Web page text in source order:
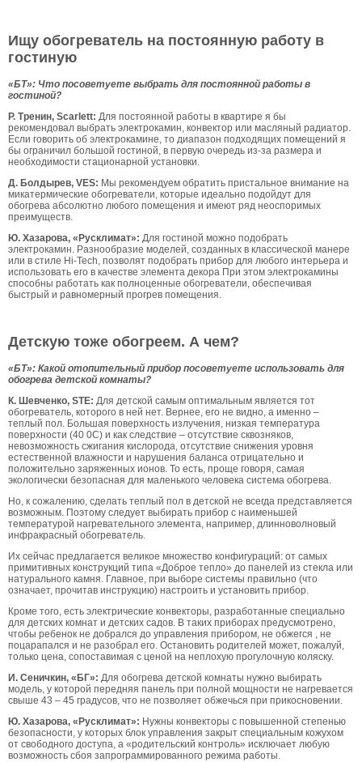
Ищу обогреватель на постоянную работу в
гостиную
«БТ»: Что посоветуете выбрать для постоянной работы в
гостиной?
Р. Тренин, Scarlett: Для постоянной работы в квартире я бы
рекомендовал выбрать электрокамин, конвектор или масляный радиатор.
Если говорить об электрокамине, то диапазон подходящих помещений я
бы ограничил большой гостиной, в первую очередь из-за размера и
необходимости стационарной установки.
Д. Болдырев, VES: Мы рекомендуем обратить пристальное внимание на
микатермические обогреватели, которые идеально подойдут для
обогрева абсолютно любого помещения и имеют ряд неоспоримых
преимуществ.
Ю. Хазарова, «Русклимат»: Для гостиной можно подобрать
электрокамин. Разнообразие моделей, созданных в классической манере
или в стиле Hi-Tech, позволят подобрать прибор для любого интерьера и
использовать его в качестве элемента декора При этом электрокамины
способны работать как полноценные обогреватели, обеспечивая
быстрый и равномерный прогрев помещения.
Детскую тоже обогреем. А чем?
«БТ»: Какой отопительный прибор посоветуете использовать для
обогрева детской комнаты?
К. Шевченко, STE: Для детской самым оптимальным является тот
обогреватель, которого в ней нет. Вернее, его не видно, а именно –
теплый пол. Большая поверхность излучения, низкая температура
поверхности (40 0С) и как следствие – отсутствие сквозняков,
невозможность сжигания кислорода, отсутствие снижения уровня
естественной влажности и нарушения баланса отрицательно и
положительно заряженных ионов. То есть, проще говоря, самая
экологически безопасная для маленького человека система обогрева.
Но, к сожалению, сделать теплый пол в детской не всегда представляется
возможным. Поэтому следует выбирать прибор с наименьшей
температурой нагревательного элемента, например, длинноволновый
инфракрасный обогреватель.
Их сейчас предлагается великое множество конфигураций: от самых
примитивных конструкций типа «Доброе тепло» до панелей из стекла или
натурального камня. Главное, при выборе системы правильно (что
означает, прочитав инструкцию) настроить и установить прибор.
Кроме того, есть электрические конвекторы, разработанные специально
для детских комнат и детских садов. В таких приборах предусмотрено,
чтобы ребенок не добрался до управления прибором, не обжегся , не
поцарапался и не разобрал его. Остановить родителей может, пожалуй,
только цена, сопоставимая с ценой на неплохую прогулочную коляску.
И. Сеничкин, «БГ»: Для обогрева детской комнаты нужно выбирать
модель, у которой передняя панель при полной мощности не нагревается
свыше 43 – 45 градусов, что не позволяет обжечься при прикосновении.
Ю. Хазарова, «Русклимат»: Нужны конвекторы с повышенной степенью
безопасности, у которых блок управления закрыт специальным кожухом
от свободного доступа, а «родительский контроль» исключает любую
возможность сбоя запрограммированного режима работы.